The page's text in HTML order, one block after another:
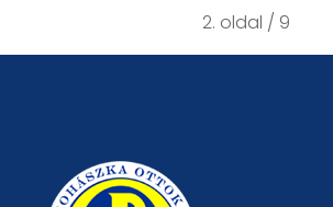
2. oldal / 9